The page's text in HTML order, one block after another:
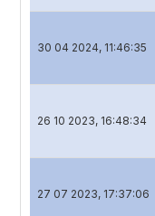
30 04 2024, 11:46:35
26 10 2023, 16:48:34
27 07 2023, 17:37:06